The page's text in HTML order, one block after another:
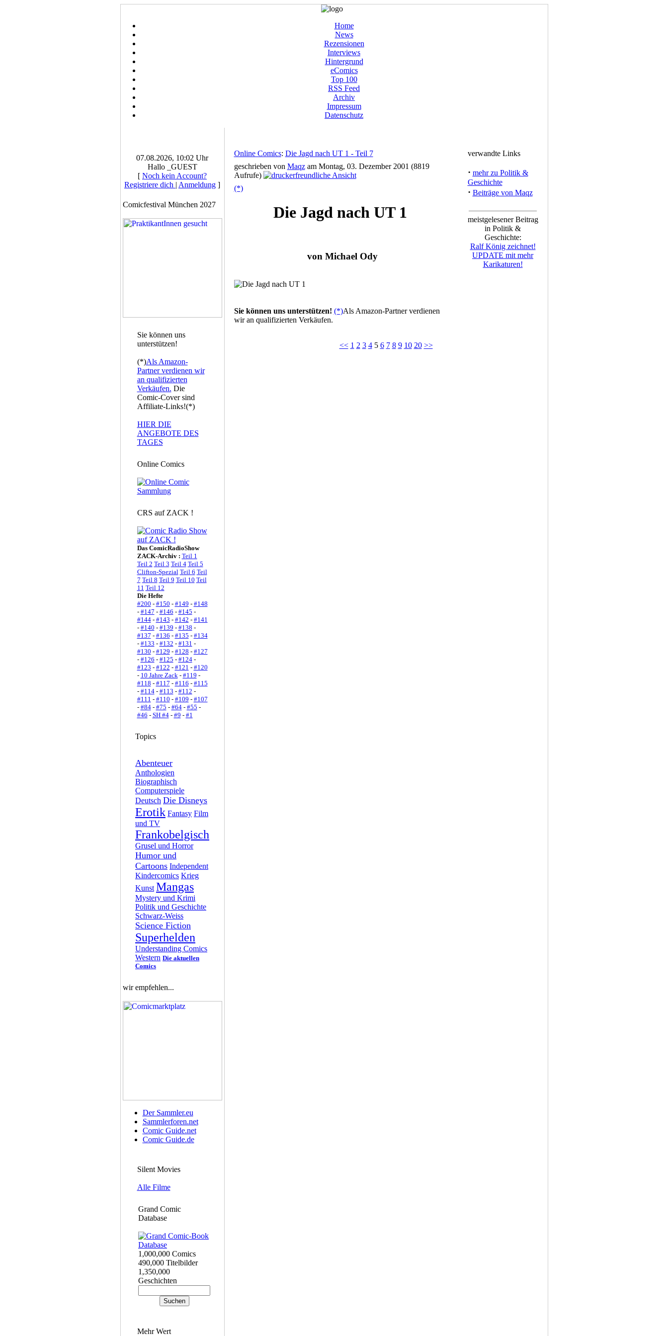
Home
News
Rezensionen
Interviews
Hintergrund
eComics
Top 100
RSS Feed
Archiv
Impressum
Datenschutz
07.08.2026, 10:02 Uhr
Hallo _GUEST
[ Noch kein Account?
Registriere dich | Anmeldung ]
Comicfestival München 2027
Sie können uns
unterstützen!
(*)Als Amazon-
Partner verdienen wir
an qualifizierten
Verkäufen. Die
Comic-Cover sind
Affiliate-Links!(*)
HIER DIE
ANGEBOTE DES
TAGES
Online Comics
CRS auf ZACK !
Das ComicRadioShow
ZACK-Archiv : Teil 1
Teil 2 Teil 3 Teil 4 Teil 5
Clifton-Spezial Teil 6 Teil
7 Teil 8 Teil 9 Teil 10 Teil
11 Teil 12
Die Hefte
#200 - #150 - #149 - #148
- #147 - #146 - #145 -
#144- #143 - #142 - #141
- #140 - #139 - #138 -
#137 - #136 - #135 - #134
- #133 - #132 - #131 -
#130 - #129 - #128 - #127
- #126 - #125 - #124-
#123 - #122 - #121 - #120
- 10 Jahre Zack- #119 -
#118 - #117 - #116 - #115
- #114- #113 - #112 -
#111 - #110 - #109 - #107
- #84- #75 - #64- #55 -
#46 - SH #4- #9 - #1
Topics
Abenteuer
Anthologien
Biographisch
Computerspiele
Deutsch Die Disneys
Erotik Fantasy Film
und TV
Frankobelgisch
Grusel und Horror
Humor und
Cartoons Independent
Kindercomics Krieg
Kunst Mangas
Mystery und Krimi
Politik und Geschichte
Schwarz-Weiss
Science Fiction
Superhelden
Understanding Comics
Western Die aktuellen
Comics
wir empfehlen...
Der Sammler.eu
Sammlerforen.net
Comic Guide.net
Comic Guide.de
Silent Movies
Alle Filme
Grand Comic
Database
1,000,000 Comics
490,000 Titelbilder
1,350,000
Geschichten
Mehr Wert
Online Comics: Die Jagd nach UT 1 - Teil 7
geschrieben von Maqzam Montag, 03. Dezember 2001 (8819
Aufrufe)
(*)
Die Jagd nach UT 1
von Michael Ody
Sie können uns unterstützen! (*)Als Amazon-Partner verdienen
wir an qualifizierten Verkäufen.
verwandte Links
· mehr zu Politik &
Geschichte
· Beiträge von Maqz
meistgelesener Beitrag
in Politik &
Geschichte:
Ralf König zeichnet!
UPDATE mit mehr
Karikaturen!
<< 1 2 3 45 6 7 8 9 10 20 >>